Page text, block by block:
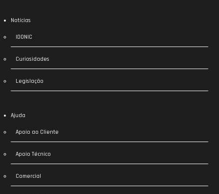
Notícias
IDONIC
Curiosidades
Legislação
Ajuda
Apoio ao Cliente
Apoio Técnico
Comercial